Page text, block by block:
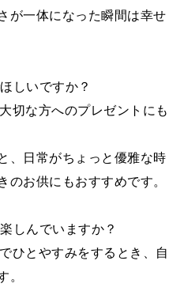
が一体になった瞬間は幸せ
しいですか？
切な方へのプレゼントにも
、日常がちょっと優雅な時
お供にもおすすめです。
しんでいますか？
ひとやすみをするとき、自